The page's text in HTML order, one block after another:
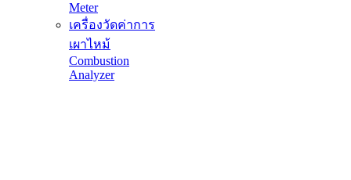
Meter
เครื่องวัดค่าการ
เผาไหม้
Combustion
Analyzer